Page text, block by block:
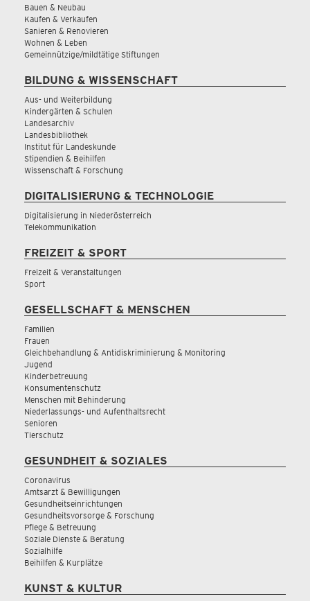
Bauen & Neubau
Kaufen & Verkaufen
Sanieren & Renovieren
Wohnen & Leben
Gemeinnützige/mildtätige Stiftungen
BILDUNG & WISSENSCHAFT
Aus- und Weiterbildung
Kindergärten & Schulen
Landesarchiv
Landesbibliothek
Institut für Landeskunde
Stipendien & Beihilfen
Wissenschaft & Forschung
DIGITALISIERUNG & TECHNOLOGIE
Digitalisierung in Niederösterreich
Telekommunikation
FREIZEIT & SPORT
Freizeit & Veranstaltungen
Sport
GESELLSCHAFT & MENSCHEN
Familien
Frauen
Gleichbehandlung & Antidiskriminierung & Monitoring
Jugend
Kinderbetreuung
Konsumentenschutz
Menschen mit Behinderung
Niederlassungs- und Aufenthaltsrecht
Senioren
Tierschutz
GESUNDHEIT & SOZIALES
Coronavirus
Amtsarzt & Bewilligungen
Gesundheitseinrichtungen
Gesundheitsvorsorge & Forschung
Pflege & Betreuung
Soziale Dienste & Beratung
Sozialhilfe
Beihilfen & Kurplätze
KUNST & KULTUR